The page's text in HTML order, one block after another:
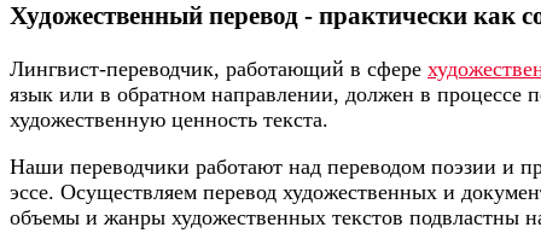
Художественный перевод - практически как
Лингвист-переводчик, работающий в сфере
язык или в обратном направлении, должен в процессе
художественную ценность текста.
Наши переводчики работают над переводом поэзии и
эссе. Осуществляем перевод художественных и
объемы и жанры художественных текстов подвластны